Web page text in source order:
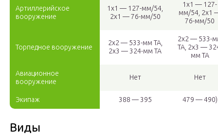
Артиллерийское
вооружение
1х1 — 127-мм/54,
2х1 — 76-мм/50
1х1 — 127-
мм/54, 2х1
76-мм/50
Торпедное вооружение
2х2 — 533-мм ТА,
2х3 — 324-мм ТА
2х2 — 533-
ТА, 2х3 —
мм ТА
Авиационное
вооружение
Нет Нет
Экипаж 388 — 395 479 — 490)
Виды